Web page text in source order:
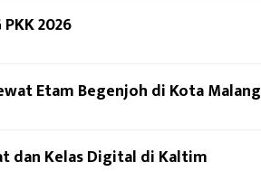
2026
Etam Begenjoh di Kota Malang
dan Kelas Digital di Kaltim